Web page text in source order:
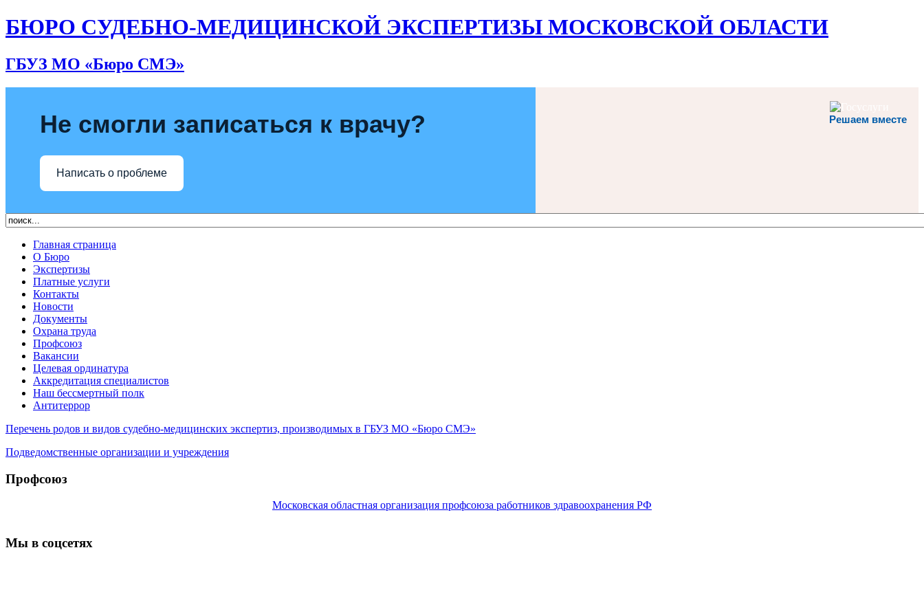
БЮРО СУДЕБНО-МЕДИЦИНСКОЙ ЭКСПЕРТИЗЫ МОСКОВСКОЙ ОБЛАСТИ
ГБУЗ МО «Бюро СМЭ»
Решаем вместе
Не смогли записаться к врачу?
Написать о проблеме
Главная страница
О Бюро
Экспертизы
Платные услуги
Контакты
Новости
Документы
Охрана труда
Профсоюз
Вакансии
Целевая ординатура
Аккредитация специалистов
Наш бессмертный полк
Антитеррор
Перечень родов и видов судебно-медицинских экспертиз, производимых в ГБУЗ МО «Бюро СМЭ»
Подведомственные организации и учреждения
Профсоюз
Московская областная организация профсоюза работников здравоохранения РФ
Мы в соцсетях